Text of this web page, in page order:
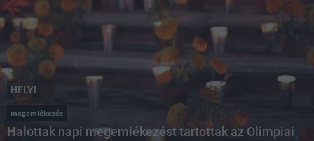
HELYI
megemlékezés
Halottak napi megemlékezést tartottak az Olimpiai